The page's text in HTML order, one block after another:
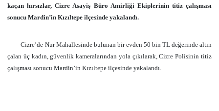
kaçan hırsızlar, Cizre Asayiş Büro Amirliği Ekiplerinin titiz çalışması
sonucu Mardin’in Kızıltepe ilçesinde yakalandı.
Cizre’de Nur Mahallesinde bulunan bir evden 50 bin TL değerinde altın
çalan üç kadın, güvenlik kameralarından yola çıkılarak, Cizre Polisinin titiz
çalışması sonucu Mardin’in Kızıltepe ilçesinde yakalandı.